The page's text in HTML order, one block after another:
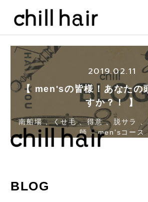
2019.02.11
【 men'sの皆様！あなたの
すか？！ 】
南船場 、くせ毛 、得意 、脱サラ
師 、men'sコース
BLOG